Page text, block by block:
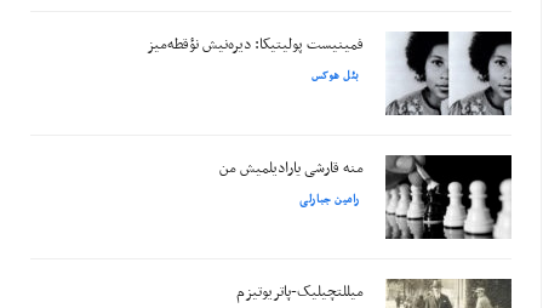
فمینیست پولیتیکا: دیره‌نیش نؤقطه‌میز
بئل هوکس
منه قارشی یارادیلمیش من
رامین جبارلی
میللتچیلیک-پاتریوتیزم